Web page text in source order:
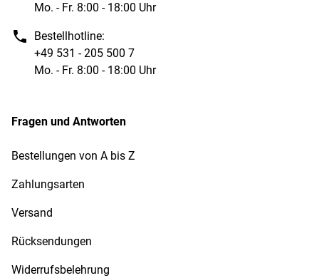
Mo. - Fr. 8:00 - 18:00 Uhr
Bestellhotline:
+49 531 - 205 500 7
Mo. - Fr. 8:00 - 18:00 Uhr
Fragen und Antworten
Bestellungen von A bis Z
Zahlungsarten
Versand
Rücksendungen
Widerrufsbelehrung